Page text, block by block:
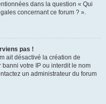
dans la question « Qui
concernant ce forum ? ».
pas !
ait désactivé la création de
votre IP ou interdit le nom
un administrateur du forum